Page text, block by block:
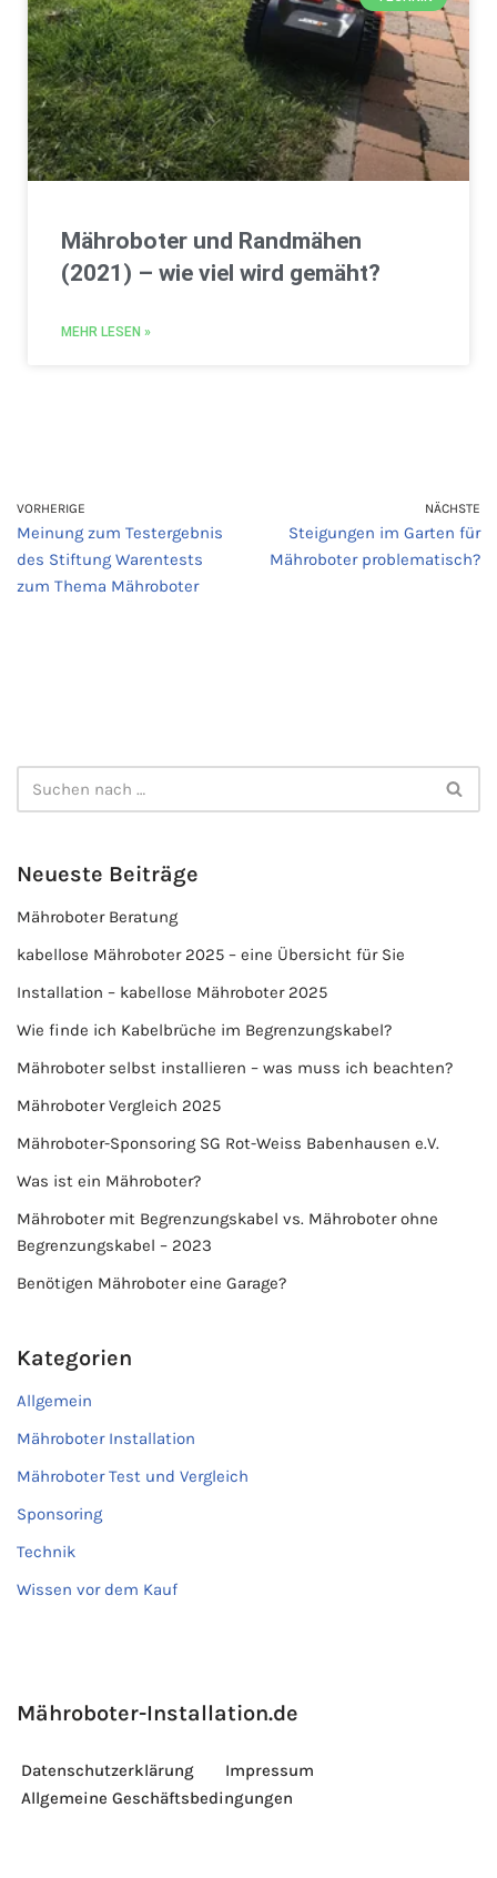
Mähroboter und Randmähen
(2021) – wie viel wird gemäht?
MEHR LESEN »
VORHERIGE
Meinung zum Testergebnis
des Stiftung Warentests
zum Thema Mähroboter
NÄCHSTE
Steigungen im Garten für
Mähroboter problematisch?
Neueste Beiträge
Mähroboter Beratung
kabellose Mähroboter 2025 – eine Übersicht für Sie
Installation – kabellose Mähroboter 2025
Wie finde ich Kabelbrüche im Begrenzungskabel?
Mähroboter selbst installieren – was muss ich beachten?
Mähroboter Vergleich 2025
Mähroboter-Sponsoring SG Rot-Weiss Babenhausen e.V.
Was ist ein Mähroboter?
Mähroboter mit Begrenzungskabel vs. Mähroboter ohne
Begrenzungskabel – 2023
Benötigen Mähroboter eine Garage?
Kategorien
Allgemein
Mähroboter Installation
Mähroboter Test und Vergleich
Sponsoring
Technik
Wissen vor dem Kauf
Mähroboter-Installation.de
Datenschutzerklärung
Impressum
Allgemeine Geschäftsbedingungen